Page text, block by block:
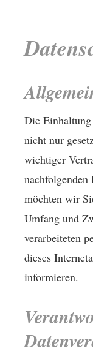
Die Einhaltung
nicht nur
wichtiger
nachfolgenden
möchten wir
Umfang und
verarbeiteten
dieses
informieren.